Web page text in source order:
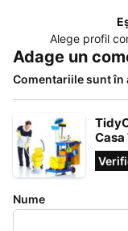
Alege profil
Adage un
Comentariile sunt în
Casa
Nume